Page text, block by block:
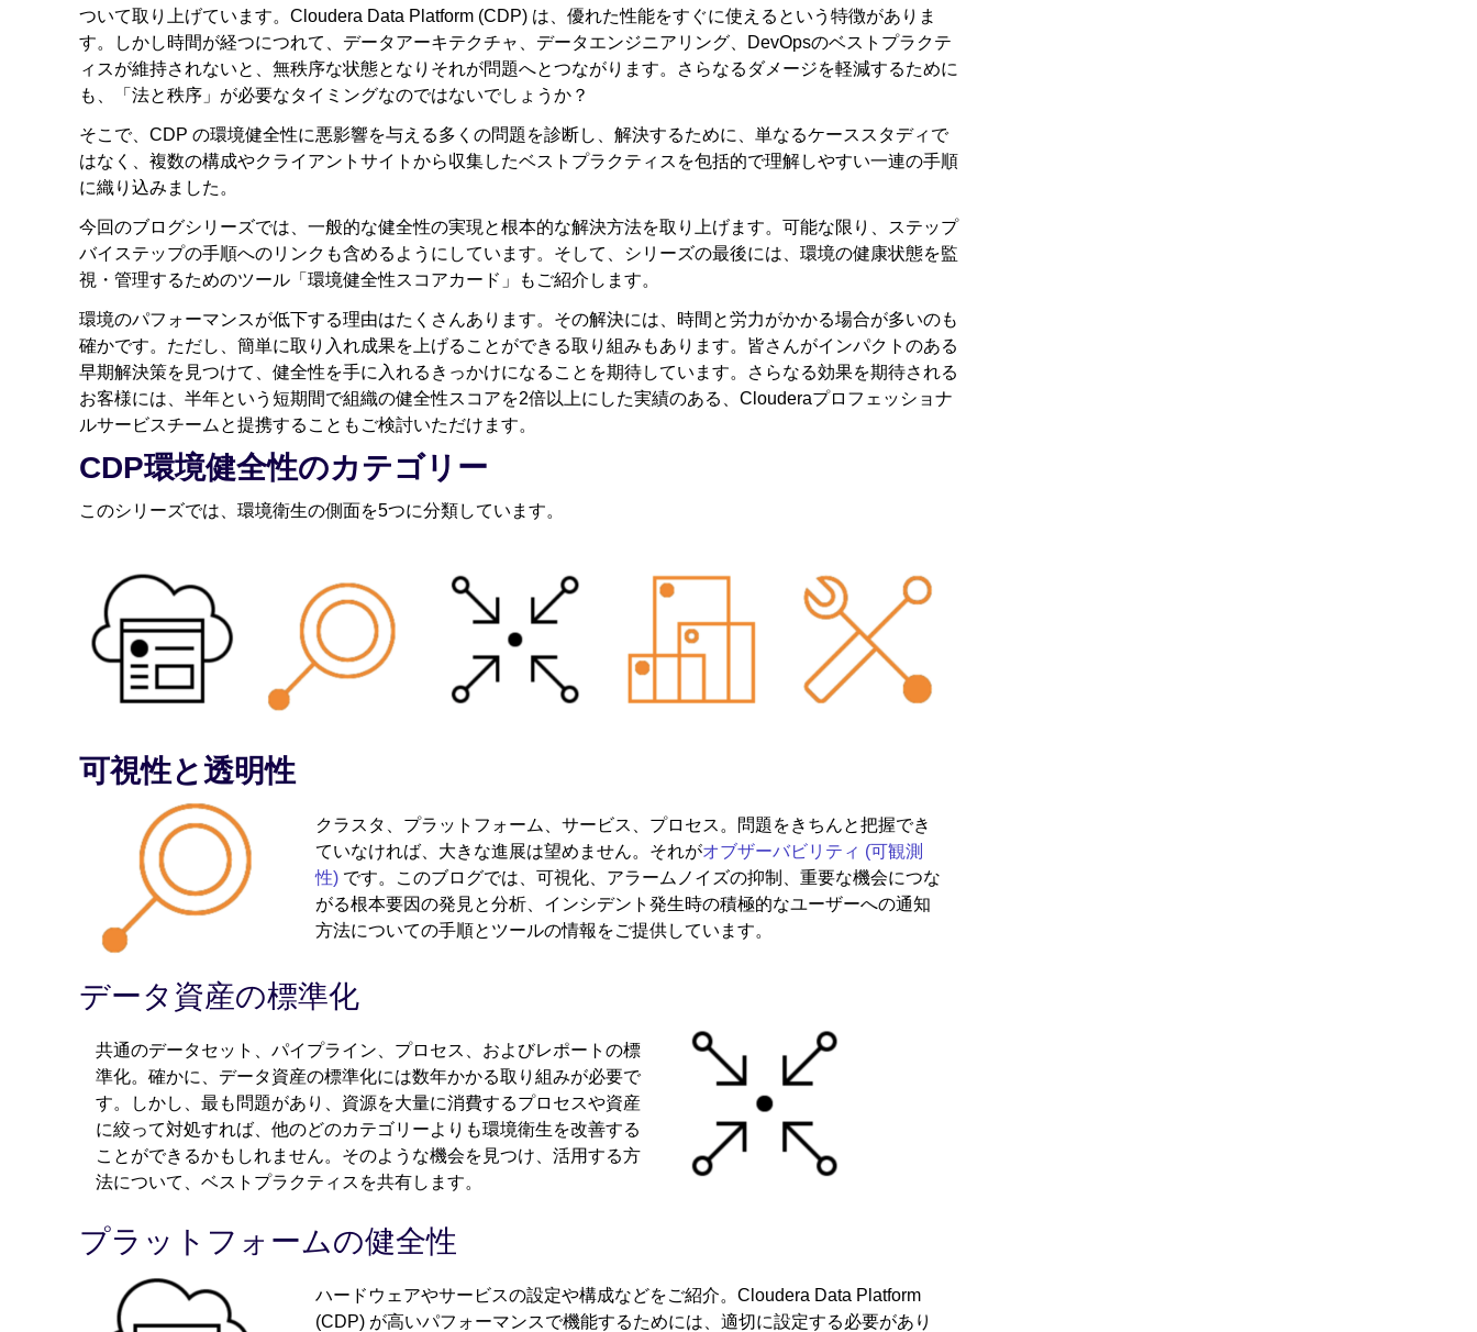
ついて取り上げています。Cloudera Data Platform (CDP) は、優れた性能をすぐに使えるという特徴がありま
す。しかし時間が経つにつれて、データアーキテクチャ、データエンジニアリング、DevOpsのベストプラクテ
ィスが維持されないと、無秩序な状態となりそれが問題へとつながります。さらなるダメージを軽減するために
も、「法と秩序」が必要なタイミングなのではないでしょうか？
そこで、CDP の環境健全性に悪影響を与える多くの問題を診断し、解決するために、単なるケーススタディで
はなく、複数の構成やクライアントサイトから収集したベストプラクティスを包括的で理解しやすい一連の手順
に織り込みました。
今回のブログシリーズでは、一般的な健全性の実現と根本的な解決方法を取り上げます。可能な限り、ステップ
バイステップの手順へのリンクも含めるようにしています。そして、シリーズの最後には、環境の健康状態を監
視・管理するためのツール「環境健全性スコアカード」もご紹介します。
環境のパフォーマンスが低下する理由はたくさんあります。その解決には、時間と労力がかかる場合が多いのも
確かです。ただし、簡単に取り入れ成果を上げることができる取り組みもあります。皆さんがインパクトのある
早期解決策を見つけて、健全性を手に入れるきっかけになることを期待しています。さらなる効果を期待される
お客様には、半年という短期間で組織の健全性スコアを2倍以上にした実績のある、Clouderaプロフェッショナ
ルサービスチームと提携することもご検討いただけます。
CDP環境健全性のカテゴリー
このシリーズでは、環境衛生の側面を5つに分類しています。
可視性と透明性
クラスタ、プラットフォーム、サービス、プロセス。問題をきちんと把握でき
ていなければ、大きな進展は望めません。それがオブザーバビリティ (可観測
性) です。このブログでは、可視化、アラームノイズの抑制、重要な機会につな
がる根本要因の発見と分析、インシデント発生時の積極的なユーザーへの通知
方法についての手順とツールの情報をご提供しています。
データ資産の標準化
共通のデータセット、パイプライン、プロセス、およびレポートの標
準化。確かに、データ資産の標準化には数年かかる取り組みが必要で
す。しかし、最も問題があり、資源を大量に消費するプロセスや資産
に絞って対処すれば、他のどのカテゴリーよりも環境衛生を改善する
ことができるかもしれません。そのような機会を見つけ、活用する方
法について、ベストプラクティスを共有します。
プラットフォームの健全性
ハードウェアやサービスの設定や構成などをご紹介。Cloudera Data Platform
(CDP) が高いパフォーマンスで機能するためには、適切に設定する必要があり